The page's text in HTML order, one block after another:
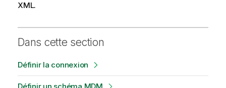
XML.
Dans cette section
Définir la connexion